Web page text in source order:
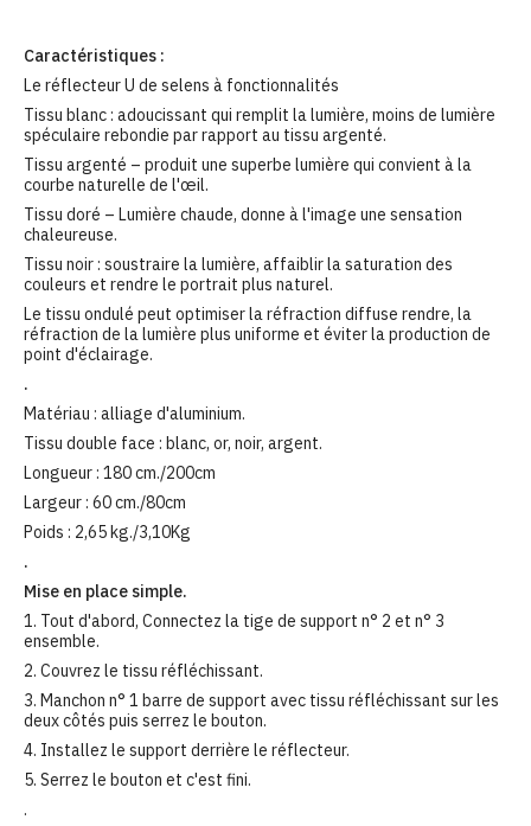
Caractéristiques :
Le réflecteur U de selens à fonctionnalités
Tissu blanc : adoucissant qui remplit la lumière, moins de lumière
spéculaire rebondie par rapport au tissu argenté.
Tissu argenté – produit une superbe lumière qui convient à la
courbe naturelle de l'œil.
Tissu doré – Lumière chaude, donne à l'image une sensation
chaleureuse.
Tissu noir : soustraire la lumière, affaiblir la saturation des
couleurs et rendre le portrait plus naturel.
Le tissu ondulé peut optimiser la réfraction diffuse rendre, la
réfraction de la lumière plus uniforme et éviter la production de
point d'éclairage.
.
Matériau : alliage d'aluminium.
Tissu double face : blanc, or, noir, argent.
Longueur : 180 cm./200cm
Largeur : 60 cm./80cm
Poids : 2,65 kg./3,10Kg
.
Mise en place simple.
1. Tout d'abord, Connectez la tige de support n° 2 et n° 3
ensemble.
2. Couvrez le tissu réfléchissant.
3. Manchon n° 1 barre de support avec tissu réfléchissant sur les
deux côtés puis serrez le bouton.
4. Installez le support derrière le réflecteur.
5. Serrez le bouton et c'est fini.
.